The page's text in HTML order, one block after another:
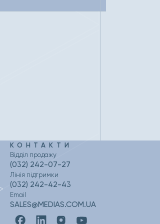
КОНТАКТИ
Відділ продажу
(032) 242-07-27
Лінія підтримки
(032) 242-42-43
Email
SALES@MEDIAS.COM.UA